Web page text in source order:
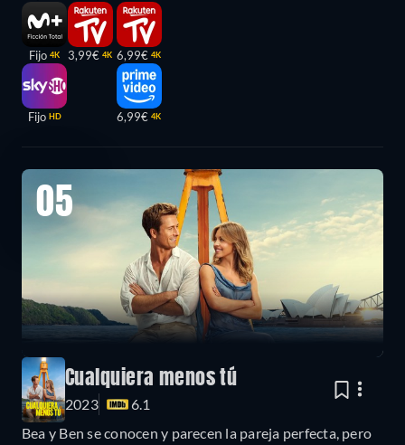
Fijo 4K
Fijo HD
3,99€ 4K 6,99€ 4K
6,99€ 4K
05
Cualquiera menos tú
2023
6.1
Bea y Ben se conocen y parecen la pareja perfecta, pero